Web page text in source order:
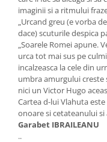
imaginii si a ritmului
„Urcand greu (e vorba
dace) scuturile despica
„Soarele Romei apune.
urca tot mai sus pe
incalzeasca la cele din
umbra amurgului creste
nici un Victor Hugo
Cartea d-lui Vlahuta
onoare si cetateanului
Garabet IBRAILEANU
..